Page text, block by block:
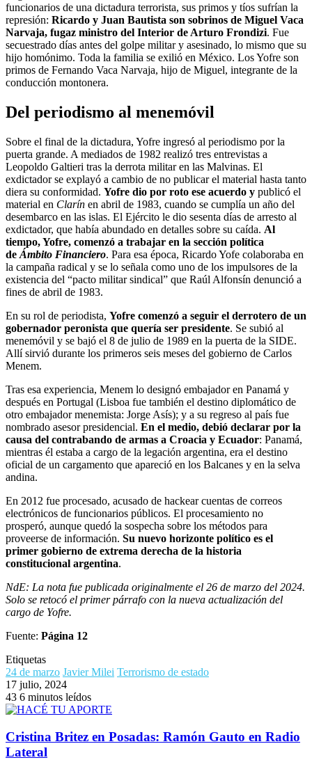
funcionarios de una dictadura terrorista, sus primos y tíos sufrían la
represión: Ricardo y Juan Bautista son sobrinos de Miguel Vaca
Narvaja, fugaz ministro del Interior de Arturo Frondizi. Fue
secuestrado días antes del golpe militar y asesinado, lo mismo que su
hijo homónimo. Toda la familia se exilió en México. Los Yofre son
primos de Fernando Vaca Narvaja, hijo de Miguel, integrante de la
conducción montonera.
Del periodismo al menemóvil
Sobre el final de la dictadura, Yofre ingresó al periodismo por la
puerta grande. A mediados de 1982 realizó tres entrevistas a
Leopoldo Galtieri tras la derrota militar en las Malvinas. El
exdictador se explayó a cambio de no publicar el material hasta tanto
diera su conformidad. Yofre dio por roto ese acuerdo y publicó el
material en Clarín en abril de 1983, cuando se cumplía un año del
desembarco en las islas. El Ejército le dio sesenta días de arresto al
exdictador, que había abundado en detalles sobre su caída. Al
tiempo, Yofre, comenzó a trabajar en la sección política
de Ámbito Financiero. Para esa época, Ricardo Yofe colaboraba en
la campaña radical y se lo señala como uno de los impulsores de la
existencia del “pacto militar sindical” que Raúl Alfonsín denunció a
fines de abril de 1983.
En su rol de periodista, Yofre comenzó a seguir el derrotero de un
gobernador peronista que quería ser presidente. Se subió al
menemóvil y se bajó el 8 de julio de 1989 en la puerta de la SIDE.
Allí sirvió durante los primeros seis meses del gobierno de Carlos
Menem.
Tras esa experiencia, Menem lo designó embajador en Panamá y
después en Portugal (Lisboa fue también el destino diplomático de
otro embajador menemista: Jorge Asís); y a su regreso al país fue
nombrado asesor presidencial. En el medio, debió declarar por la
causa del contrabando de armas a Croacia y Ecuador: Panamá,
mientras él estaba a cargo de la legación argentina, era el destino
oficial de un cargamento que apareció en los Balcanes y en la selva
andina.
En 2012 fue procesado, acusado de hackear cuentas de correos
electrónicos de funcionarios públicos. El procesamiento no
prosperó, aunque quedó la sospecha sobre los métodos para
proveerse de información. Su nuevo horizonte político es el
primer gobierno de extrema derecha de la historia
constitucional argentina.
NdE: La nota fue publicada originalmente el 26 de marzo del 2024.
Solo se retocó el primer párrafo con la nueva actualización del
cargo de Yofre.
Fuente: Página 12
Etiquetas
24 de marzo Javier Milei Terrorismo de estado
17 julio, 2024
43 6 minutos leídos
Cristina Britez en Posadas: Ramón Gauto en Radio
Lateral